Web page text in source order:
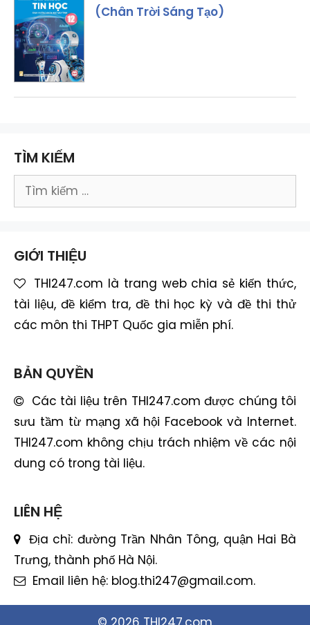
(Chân Trời Sáng Tạo)
TÌM KIẾM
Tìm
kiếm
GIỚI THIỆU
THI247.com là trang web chia sẻ kiến thức,
tài liệu, đề kiểm tra, đề thi học kỳ và đề thi thử
các môn thi THPT Quốc gia miễn phí.
BẢN QUYỀN
Các tài liệu trên THI247.com được chúng tôi
sưu tầm từ mạng xã hội Facebook và Internet.
THI247.com không chịu trách nhiệm về các nội
dung có trong tài liệu.
LIÊN HỆ
Địa chỉ: đường Trần Nhân Tông, quận Hai Bà
Trưng, thành phố Hà Nội.
Email liên hệ: blog.thi247@gmail.com.